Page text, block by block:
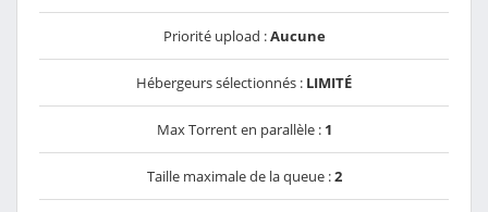
Priorité upload :Aucune
Hébergeurs sélectionnés : LIMITÉ
Max Torrent en parallèle : 1
Taille maximale de la queue :2